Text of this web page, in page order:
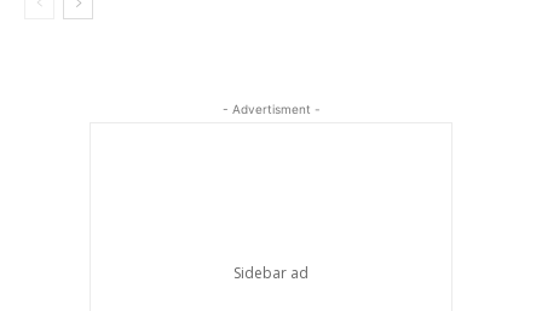
- Advertisment -